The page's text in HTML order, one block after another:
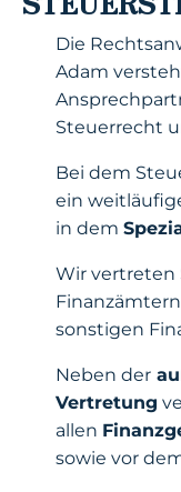
Die
Adam
Steuerrecht
Bei dem
ein
in dem
Wir vertreten
sonstigen
Neben der
Vertretung
allen
sowie vor